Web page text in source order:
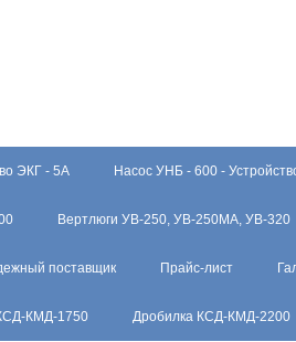
ЭКГ - 5А Насос УНБ - 600 -
Вертлюги УВ-250, УВ-250МА, УВ-320
поставщик Прайс-лист
КМД-1750 Дробилка КСД-КМД-2200